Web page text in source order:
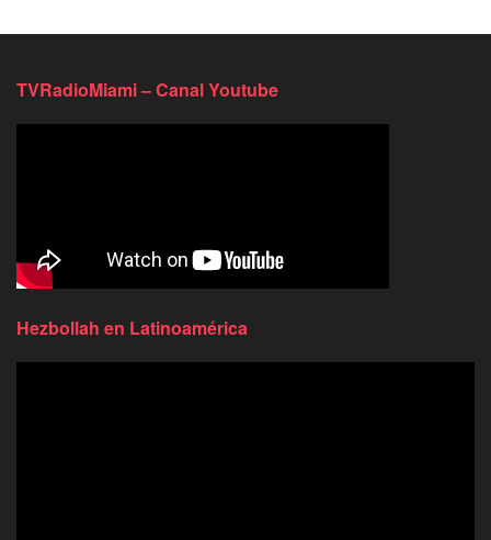
TVRadioMiami – Canal Youtube
Hezbollah en Latinoamérica